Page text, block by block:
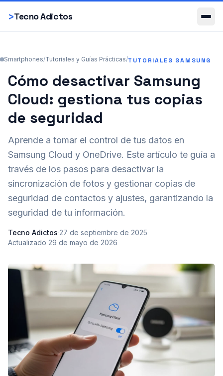
>Tecno Adictos
Smartphones
Smartphones/Tutoriales y Guías Prácticas/TUTORIALES SAMSUNG
Cómo desactivar Samsung
Cloud: gestiona tus copias
de seguridad
Aprende a tomar el control de tus datos en
Samsung Cloud y OneDrive. Este artículo te guía a
través de los pasos para desactivar la
sincronización de fotos y gestionar copias de
seguridad de contactos y ajustes, garantizando la
seguridad de tu información.
Tecno Adictos·27 de septiembre de 2025·
Actualizado 29 de mayo de 2026